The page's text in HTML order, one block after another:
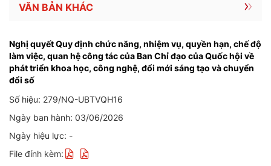
VĂN BẢN KHÁC
Nghị quyết Quy định chức năng, nhiệm vụ, quyền hạn, chế độ
làm việc, quan hệ công tác của Ban Chỉ đạo của Quốc hội về
phát triển khoa học, công nghệ, đổi mới sáng tạo và chuyển
đổi số
Số hiệu: 279/NQ-UBTVQH16
Ngày ban hành: 03/06/2026
Ngày hiệu lực: -
File đính kèm: